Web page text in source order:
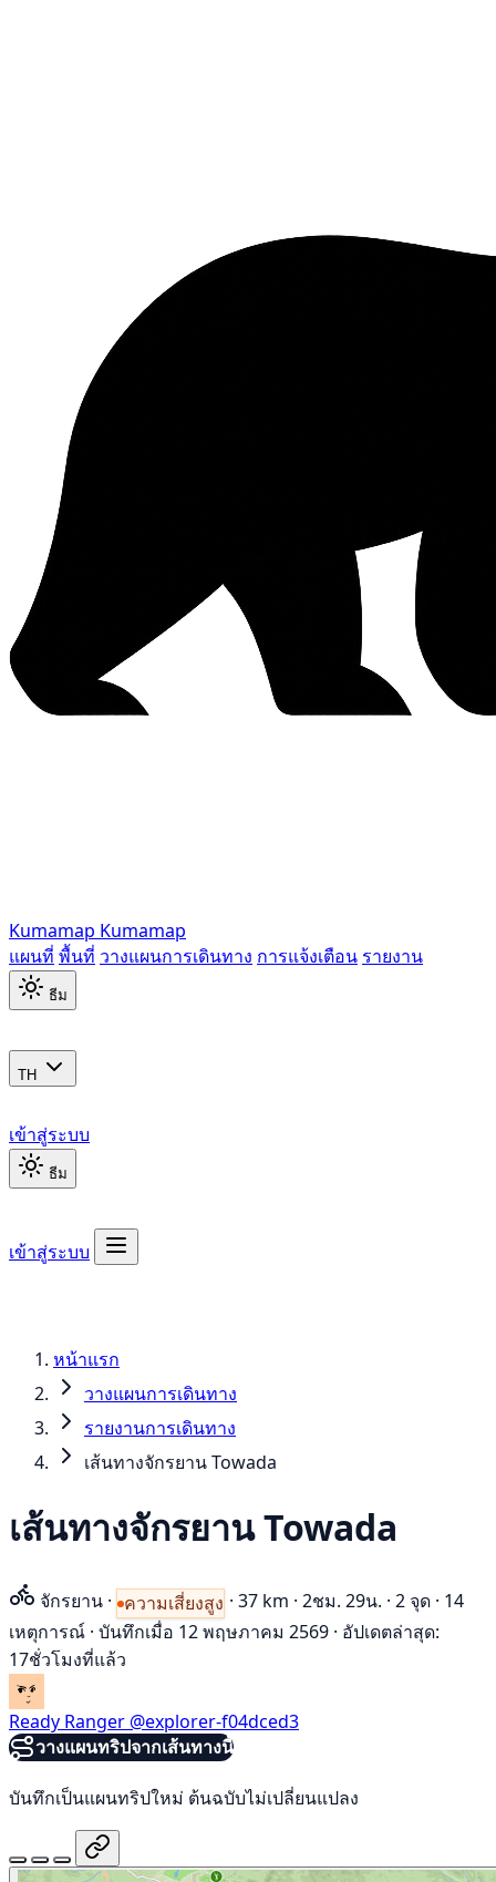
Kumamap Kumamap
แผนที่ พื้นที่ วางแผนการเดินทาง การแจ้งเตือน รายงาน
ธีม
TH
เข้าสู่ระบบ
ธีม
เข้าสู่ระบบ
หน้าแรก
วางแผนการเดินทาง
รายงานการเดินทาง
เส้นทางจักรยาน Towada
เส้นทางจักรยาน Towada
จักรยาน · ความเสี่ยงสูง · 37 km · 2ชม. 29น. · 2 จุด · 14
เหตุการณ์ · บันทึกเมื่อ 12 พฤษภาคม 2569 · อัปเดตล่าสุด:
17ชั่วโมงที่แล้ว
Ready Ranger @explorer-f04dced3
วางแผนทริปจากเส้นทางนี้
บันทึกเป็นแผนทริปใหม่ ต้นฉบับไม่เปลี่ยนแปลง